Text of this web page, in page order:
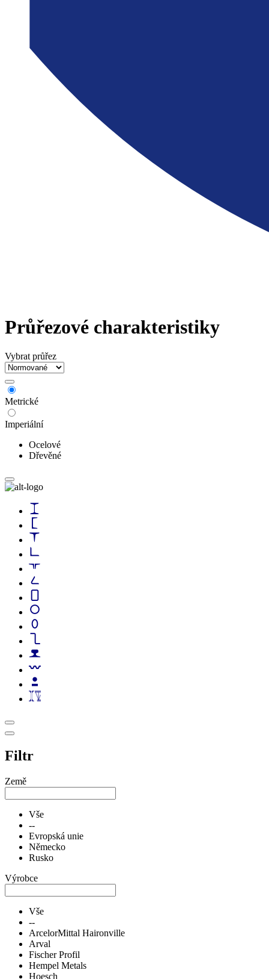
Průřezové charakteristiky
Vybrat průřez
Metrické
Imperiální
Ocelové
Dřevěné
Filtr
Země
Vše
--
Evropská unie
Německo
Rusko
Výrobce
Vše
--
ArcelorMittal Haironville
Arval
Fischer Profil
Hempel Metals
Hoesch